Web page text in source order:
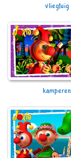
vliegtuig
kamperen